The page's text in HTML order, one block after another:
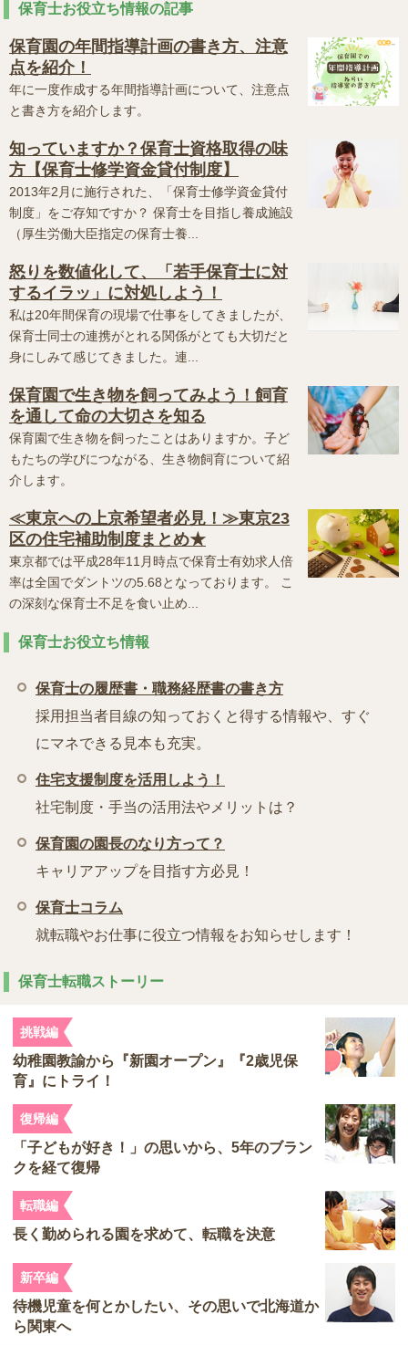
保育士お役立ち情報の記事
保育園の年間指導計画の書き方、注意
点を紹介！
年に一度作成する年間指導計画について、注意点
と書き方を紹介します。
知っていますか？保育士資格取得の味
方【保育士修学資金貸付制度】
2013年2月に施行された、「保育士修学資金貸付
制度」をご存知ですか？ 保育士を目指し養成施設
（厚生労働大臣指定の保育士養...
怒りを数値化して、「若手保育士に対
するイラッ」に対処しよう！
私は20年間保育の現場で仕事をしてきましたが、
保育士同士の連携がとれる関係がとても大切だと
身にしみて感じてきました。連...
保育園で生き物を飼ってみよう！飼育
を通して命の大切さを知る
保育園で生き物を飼ったことはありますか。子ど
もたちの学びにつながる、生き物飼育について紹
介します。
≪東京への上京希望者必見！≫東京23
区の住宅補助制度まとめ★
東京都では平成28年11月時点で保育士有効求人倍
率は全国でダントツの5.68となっております。 こ
の深刻な保育士不足を食い止め...
保育士お役立ち情報
保育士の履歴書・職務経歴書の書き方
採用担当者目線の知っておくと得する情報や、すぐ
にマネできる見本も充実。
住宅支援制度を活用しよう！
社宅制度・手当の活用法やメリットは？
保育園の園長のなり方って？
キャリアアップを目指す方必見！
保育士コラム
就転職やお仕事に役立つ情報をお知らせします！
保育士転職ストーリー
挑戦編
幼稚園教諭から『新園オープン』『2歳児保
育』にトライ！
復帰編
「子どもが好き！」の思いから、5年のブラン
クを経て復帰
転職編
長く勤められる園を求めて、転職を決意
新卒編
待機児童を何とかしたい、その思いで北海道か
ら関東へ